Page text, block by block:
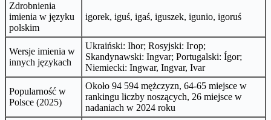
Zdrobnienia
imienia w języku
polskim
igorek, iguś, igaś, iguszek, igunio, igoruś
Wersje imienia w
innych językach
Ukraiński: Ihor; Rosyjski: Ігор;
Skandynawski: Ingvar; Portugalski: Ígor;
Niemiecki: Ingwar, Ingvar, Ivar
Popularność w
Polsce (2025)
Około 94 594 mężczyzn, 64-65 miejsce w
rankingu liczby noszących, 26 miejsce w
nadaniach w 2024 roku